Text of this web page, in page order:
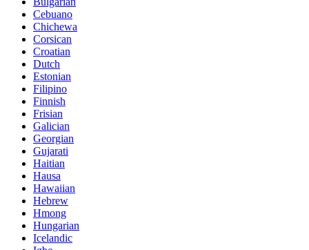
Cebuano
Chichewa
Corsican
Croatian
Dutch
Estonian
Filipino
Finnish
Frisian
Galician
Georgian
Gujarati
Haitian
Hausa
Hawaiian
Hebrew
Hmong
Hungarian
Icelandic